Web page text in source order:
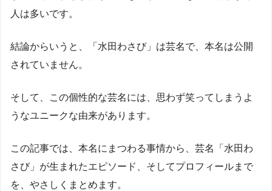
人は多いです。
結論からいうと、「水田わさび」は芸名で、本名は公開
されていません。
そして、この個性的な芸名には、思わず笑ってしまうよ
うなユニークな由来があります。
この記事では、本名にまつわる事情から、芸名「水田わ
さび」が生まれたエピソード、そしてプロフィールまで
を、やさしくまとめます。